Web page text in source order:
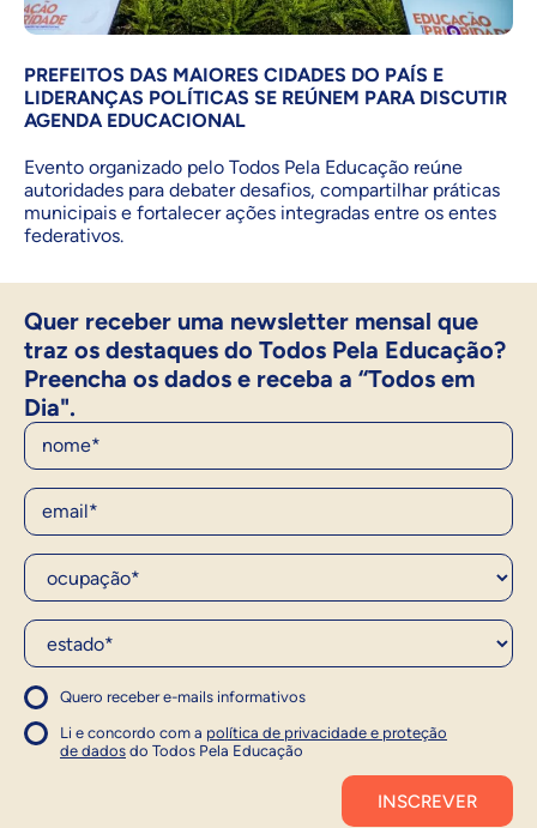
PREFEITOS DAS MAIORES CIDADES DO PAÍS E
LIDERANÇAS POLÍTICAS SE REÚNEM PARA DISCUTIR
AGENDA EDUCACIONAL
Evento organizado pelo Todos Pela Educação reúne
autoridades para debater desafios, compartilhar práticas
municipais e fortalecer ações integradas entre os entes
federativos.
Quer receber uma newsletter mensal que
traz os destaques do Todos Pela Educação?
Preencha os dados e receba a “Todos em
Dia".
Nome
E-Mail
Ocupação*
Estado*
Quero receber e-mails informativos
1
Concordo com a política
Concordo com a política
Li e concordo com a política de privacidade e proteção
de dados do Todos Pela Educação
1